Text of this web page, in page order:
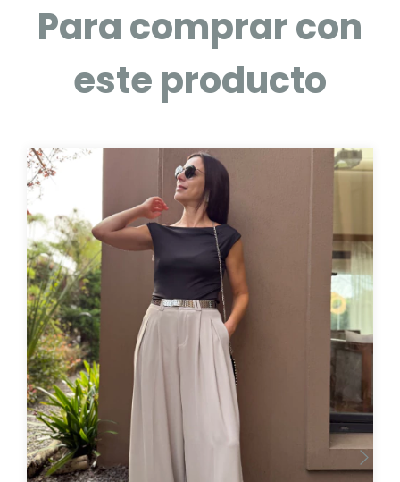
Para comprar con
este producto